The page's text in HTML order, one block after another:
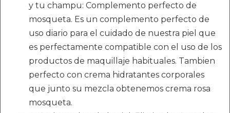
y tu champu: Complemento perfecto de
mosqueta. Es un complemento perfecto de
uso diario para el cuidado de nuestra piel que
es perfectamente compatible con el uso de los
productos de maquillaje habituales. Tambien
perfecto con crema hidratantes corporales
que junto su mezcla obtenemos crema rosa
mosqueta.